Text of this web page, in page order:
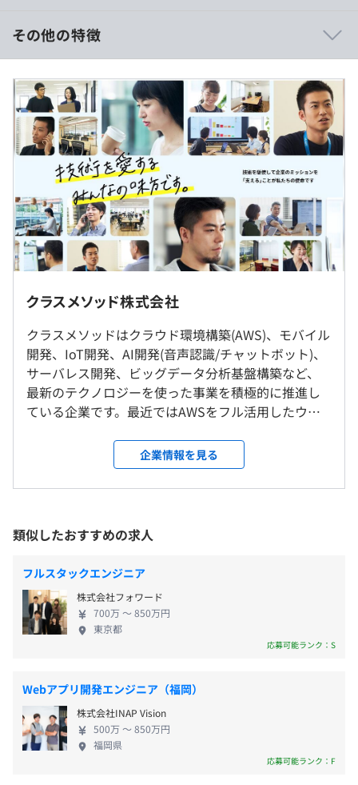
・技術メディア：DevelopersIO、Zenn
・プロフィールビュアー：Proflly プロフリー
・技術勉強会
・資格取得支援
・社外セミナーの参加支援
MBP or Surface
就業場所の変更範囲
＜雇入時＞
東京、大阪、福岡、名古屋、札幌、仙台、沖縄（クラスメ
ソッドの各拠点の中で希望の就業場所にて就業いただきま
す）
＜変更範囲＞
会社の定める場所（テレワークを行う場所を含む）
受動喫煙防止措置に関する事項
月給：￥409,000～￥630,000
基本給：￥320,000～￥440,000
固定残業代：￥89,000～￥190,000含む/月（超過分は別
途支給）
※年収はあくまでも想定であり、経験・スキル等を考慮し
て決定いたします
※固定残業代はキャリア等級によって変動します（19時
間～39時間）
フレックスタイム制度（11:00～15:00コアタイム）
休憩時間：休憩60分 ※昼食時間は業務の都合により各々
平均残業時間：平均14時間／月
・休日：年間休日125日（土日祝祭日、年末年始、GW、
ほか当社で定めた休日）※年末年始休暇は10日～16日(そ
の年によって変動あり)
・休暇：有給休暇（入社時5日付与、入社半年後に10日付
与）、慶弔休暇、結婚休暇、出産休暇
・家族手当
・結婚出産復職祝い金
・通勤手当
・各種慶弔見舞金
・住宅補助（※）
その他の特徴
クラスメソッド株式会社
クラスメソッドはクラウド環境構築(AWS)、モバイル
開発、IoT開発、AI開発(音声認識/チャットボット)、
サーバレス開発、ビッグデータ分析基盤構築など、
最新のテクノロジーを使った事業を積極的に推進し
ている企業です。最近ではAWSをフル活用したウォ
も新しいテクノロジーを楽しみながら`次世代の当た
り前`を発信していこうと構想中です。 強みは「技術
力」と「発信力」です。 技術好きなメンバーが集ま
からこその【技術力】とDevelopersIO（技術ブロ
グ）をはじめとした【発信力】は他社や顧客からも
定評をいただいております。 働き方としても「社員
が働きやすい会社をつくる」という思いから、フレ
ックスタイムとリモートワークの制度を取り入れて
ライフスタイルに合わせた柔軟な体制を実現してま
企業情報を見る
類似したおすすめの求人
フルスタックエンジニア
株式会社フォワード
700万 〜 850万円
東京都
応募可能ランク：S
Webアプリ開発エンジニア（福岡）
株式会社INAP Vision
500万 〜 850万円
福岡県
応募可能ランク：F